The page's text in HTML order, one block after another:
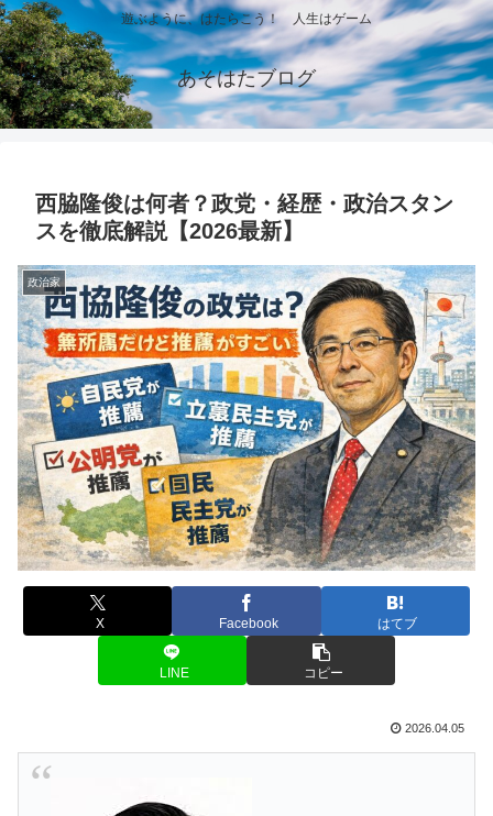
遊ぶように、はたらこう！ 人生はゲーム
あそはたブログ
西脇隆俊は何者？政党・経歴・政治スタン
スを徹底解説【2026最新】
政治家
X Facebook はてブ
LINE コピー
2026.04.05